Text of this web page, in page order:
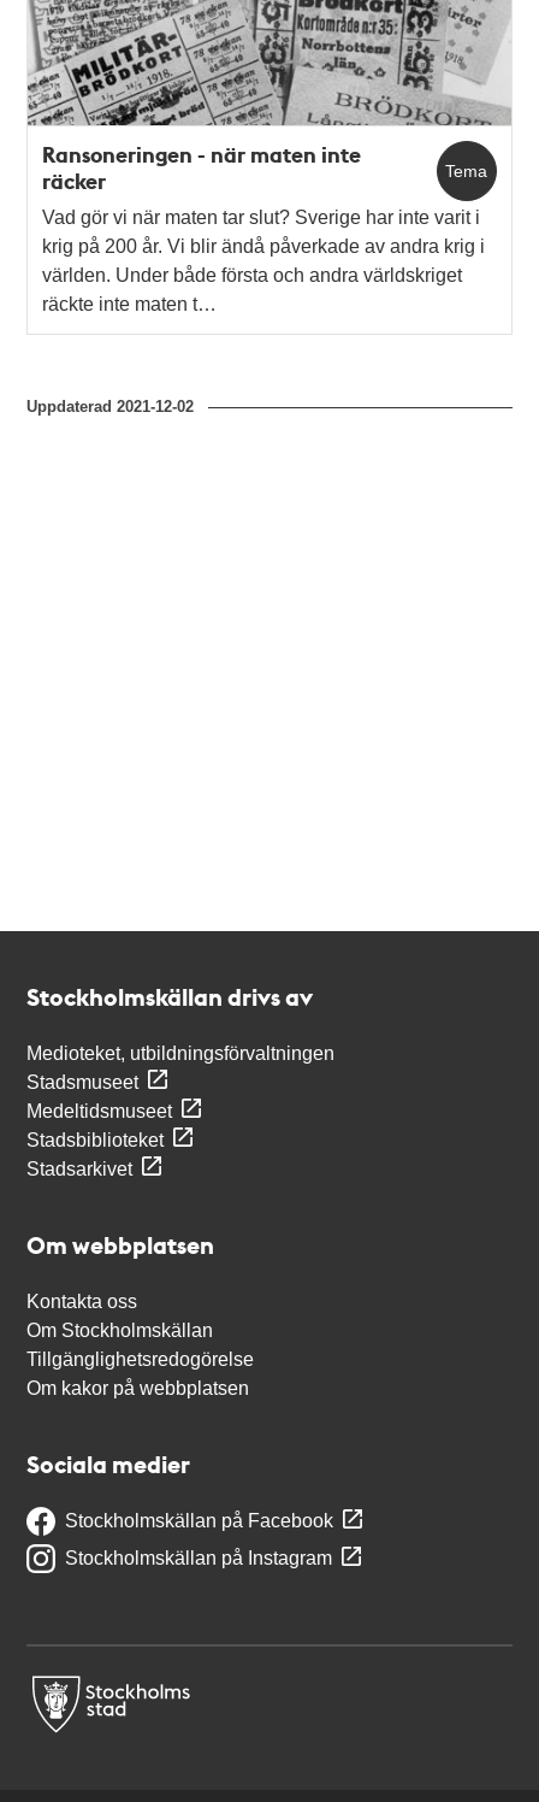
Tema
Ransoneringen - när maten inte
räcker
Vad gör vi när maten tar slut? Sverige har inte varit i
krig på 200 år. Vi blir ändå påverkade av andra krig i
världen. Under både första och andra världskriget
räckte inte maten t…
Uppdaterad2021-12-02
Stockholmskällan drivs av
Medioteket, utbildningsförvaltningen
Stadsmuseet
Medeltidsmuseet
Stadsbiblioteket
Stadsarkivet
Om webbplatsen
Kontakta oss
Om Stockholmskällan
Tillgänglighetsredogörelse
Om kakor på webbplatsen
Sociala medier
Stockholmskällan på Facebook
Stockholmskällan på Instagram